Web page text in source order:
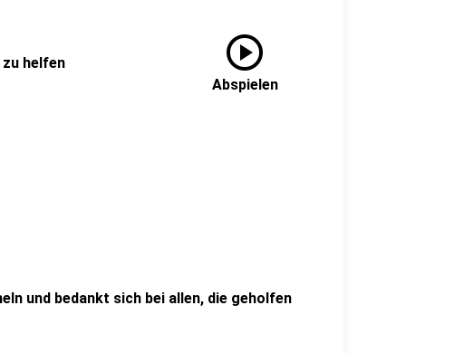
helfen play_circle
Abspielen
und bedankt sich bei allen, die geholfen